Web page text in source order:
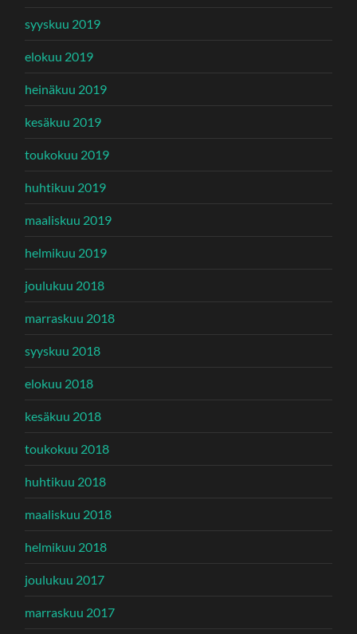
syyskuu 2019
elokuu 2019
heinäkuu 2019
kesäkuu 2019
toukokuu 2019
huhtikuu 2019
maaliskuu 2019
helmikuu 2019
joulukuu 2018
marraskuu 2018
syyskuu 2018
elokuu 2018
kesäkuu 2018
toukokuu 2018
huhtikuu 2018
maaliskuu 2018
helmikuu 2018
joulukuu 2017
marraskuu 2017